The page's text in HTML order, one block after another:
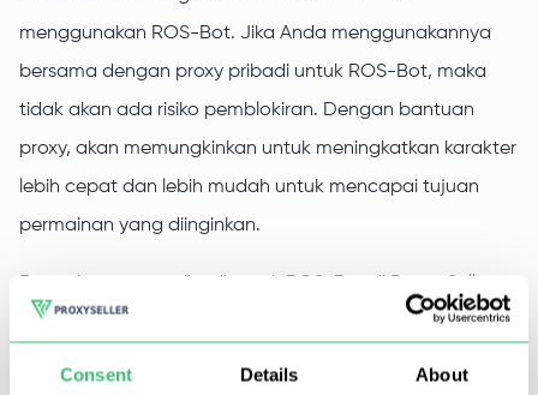
Consent Details About
menggunakan ROS-Bot. Jika Anda menggunakannya
bersama dengan proxy pribadi untuk ROS-Bot, maka
tidak akan ada risiko pemblokiran. Dengan bantuan
proxy, akan memungkinkan untuk meningkatkan karakter
lebih cepat dan lebih mudah untuk mencapai tujuan
permainan yang diinginkan.
Jika perlu, konsultan kami yang berpengalaman untuk